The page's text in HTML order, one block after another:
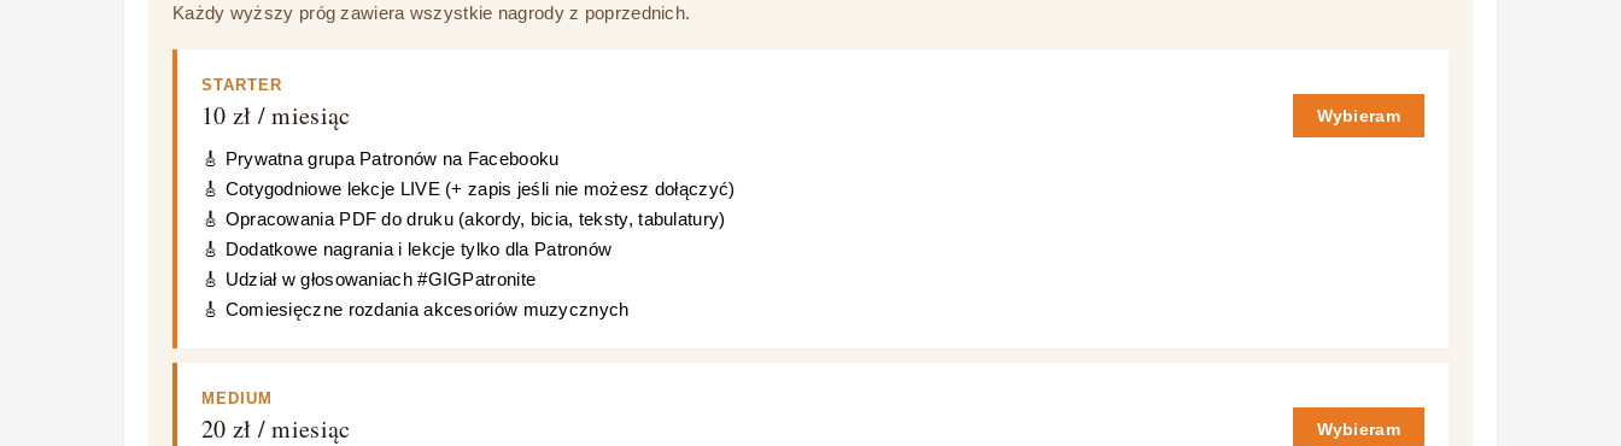
Każdy wyższy próg zawiera wszystkie nagrody z poprzednich.
STARTER
10 zł / miesiąc Wybieram
🎸 Prywatna grupa Patronów na Facebooku
🎸 Cotygodniowe lekcje LIVE (+ zapis jeśli nie możesz dołączyć)
🎸 Opracowania PDF do druku (akordy, bicia, teksty, tabulatury)
🎸 Dodatkowe nagrania i lekcje tylko dla Patronów
🎸 Udział w głosowaniach #GIGPatronite
🎸 Comiesięczne rozdania akcesoriów muzycznych
MEDIUM
20 zł / miesiąc Wybieram